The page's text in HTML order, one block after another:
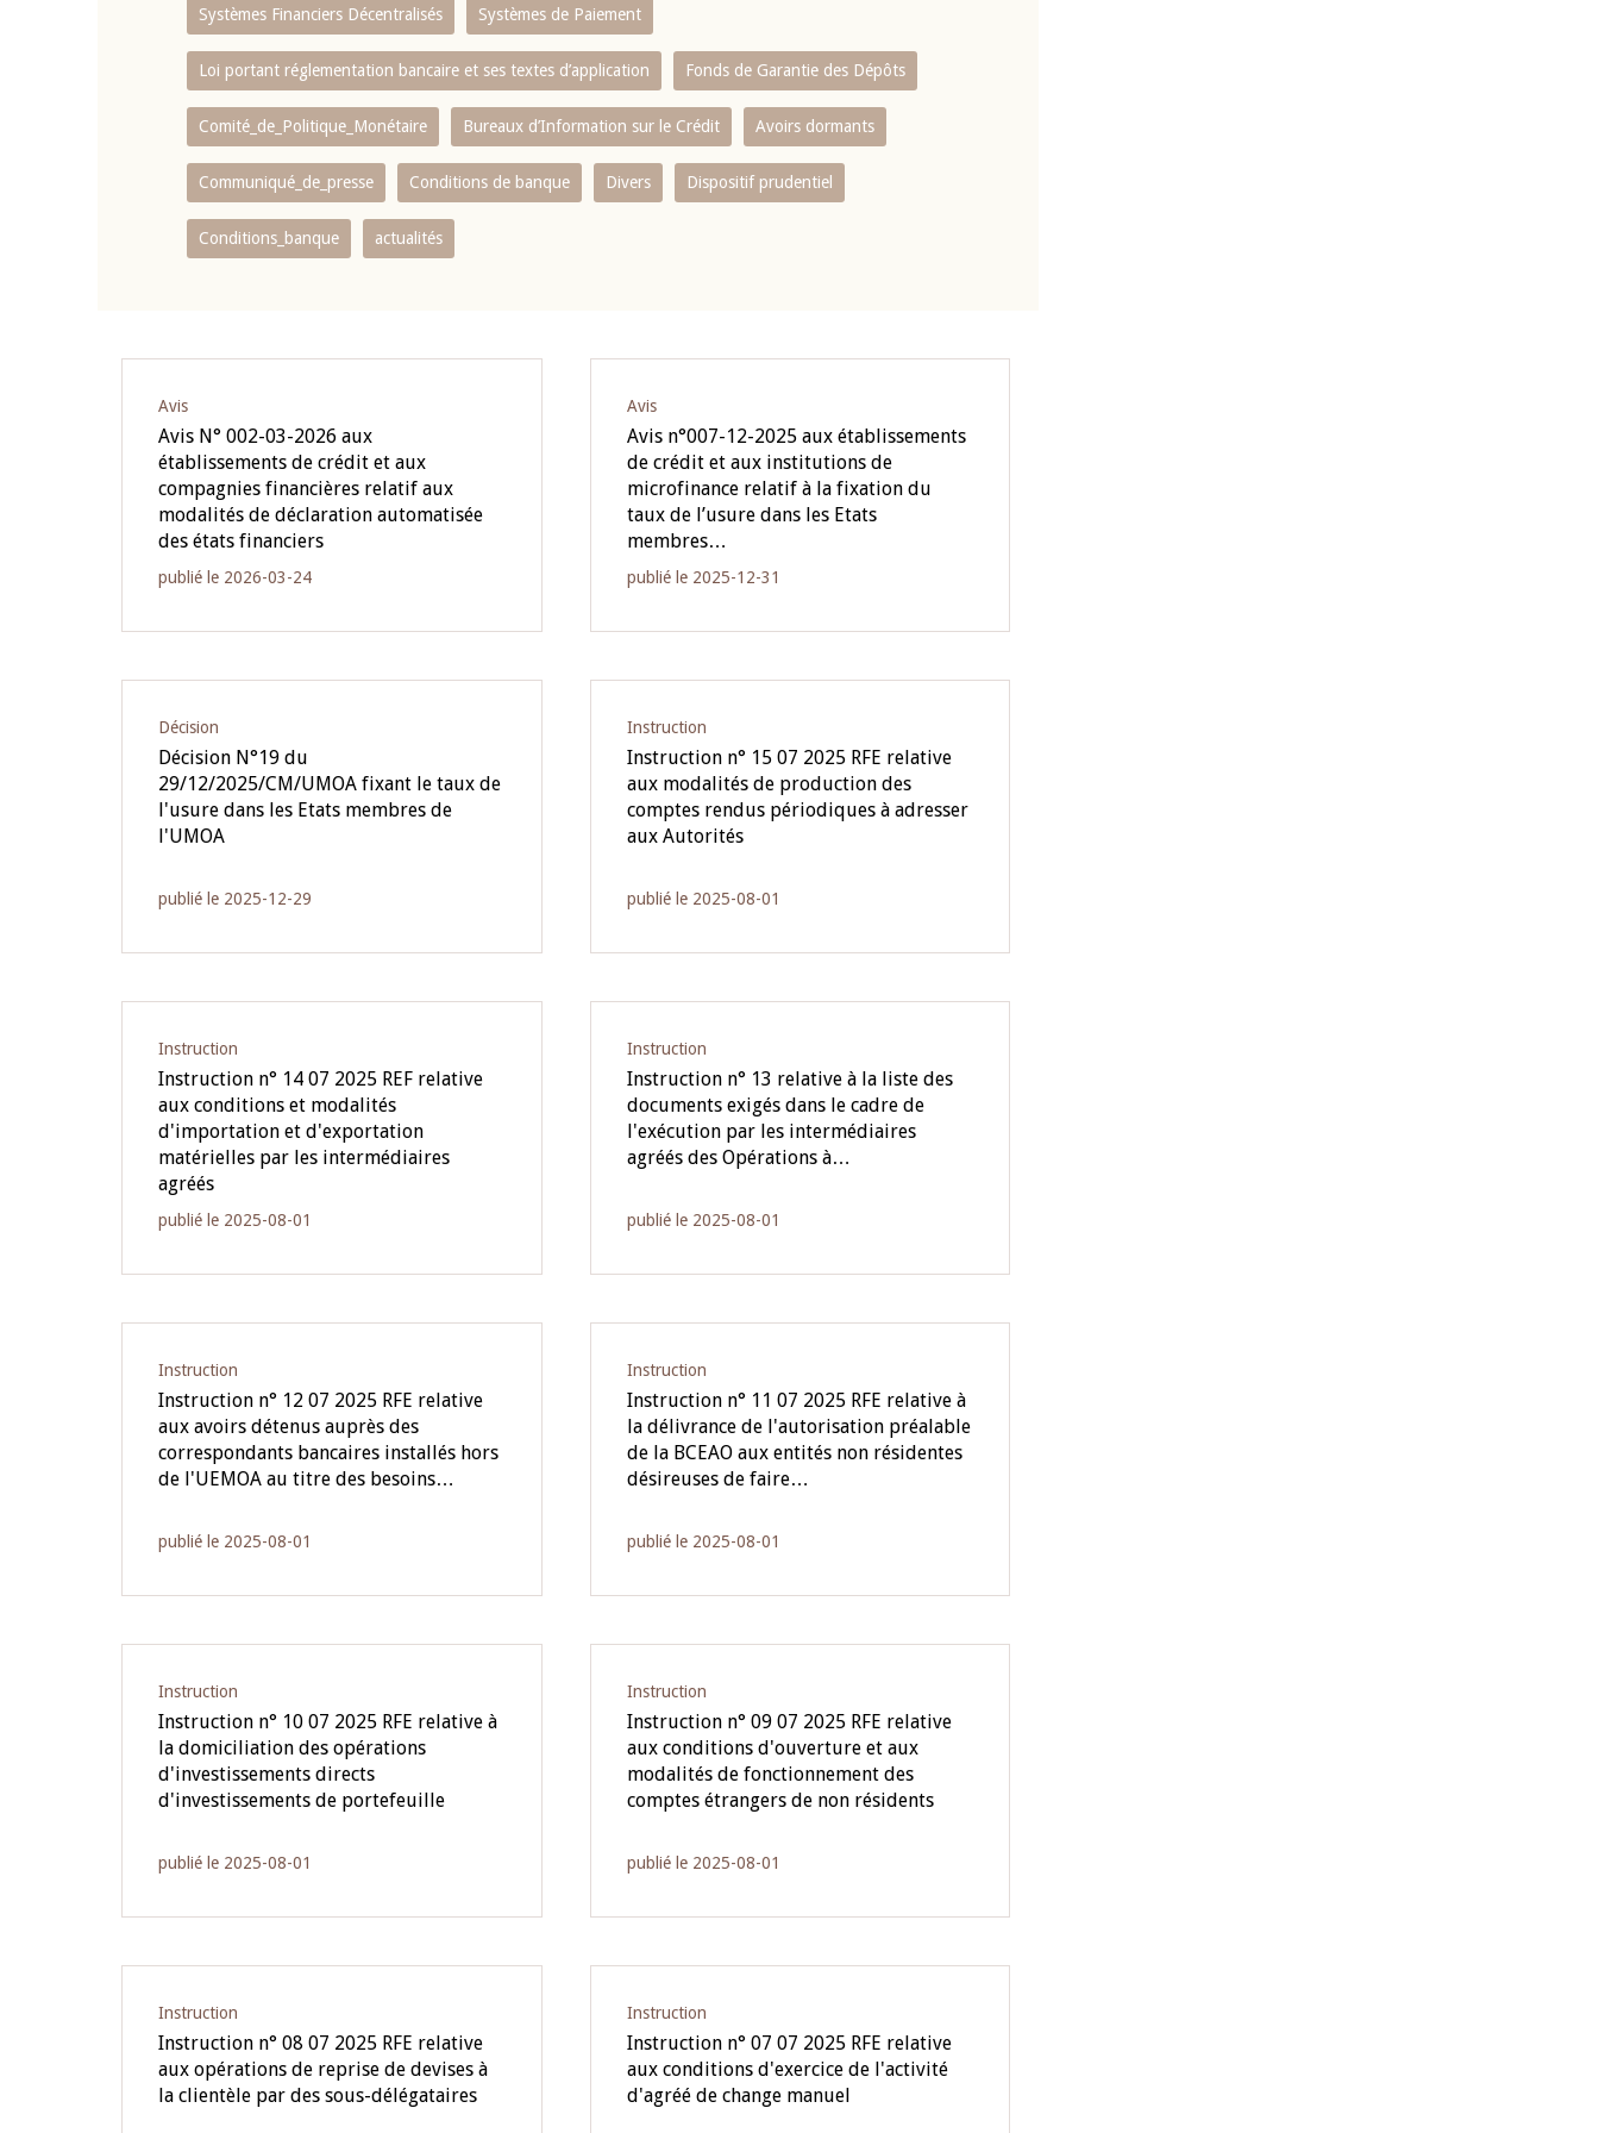
Systèmes Financiers Décentralisés Systèmes de Paiement
Loi portant réglementation bancaire et ses textes d’application Fonds de Garantie des Dépôts
Comité_de_Politique_Monétaire Bureaux d’Information sur le Crédit Avoirs dormants
Communiqué_de_presse Conditions de banque Divers Dispositif prudentiel
Conditions_banque actualités
Avis
Avis N° 002-03-2026 aux
établissements de crédit et aux
compagnies financières relatif aux
modalités de déclaration automatisée
des états financiers
publié le 2026-03-24
Avis
Avis n°007-12-2025 aux établissements
de crédit et aux institutions de
microfinance relatif à la fixation du
taux de l’usure dans les Etats
membres…
publié le 2025-12-31
Décision
Décision N°19 du
29/12/2025/CM/UMOA fixant le taux de
l'usure dans les Etats membres de
l'UMOA
publié le 2025-12-29
Instruction
Instruction n° 15 07 2025 RFE relative
aux modalités de production des
comptes rendus périodiques à adresser
aux Autorités
publié le 2025-08-01
Instruction
Instruction n° 14 07 2025 REF relative
aux conditions et modalités
d'importation et d'exportation
matérielles par les intermédiaires
agréés
publié le 2025-08-01
Instruction
Instruction n° 13 relative à la liste des
documents exigés dans le cadre de
l'exécution par les intermédiaires
agréés des Opérations à…
publié le 2025-08-01
Instruction
Instruction n° 12 07 2025 RFE relative
aux avoirs détenus auprès des
correspondants bancaires installés hors
de l'UEMOA au titre des besoins…
publié le 2025-08-01
Instruction
Instruction n° 11 07 2025 RFE relative à
la délivrance de l'autorisation préalable
de la BCEAO aux entités non résidentes
désireuses de faire…
publié le 2025-08-01
Instruction
Instruction n° 10 07 2025 RFE relative à
la domiciliation des opérations
d'investissements directs
d'investissements de portefeuille
publié le 2025-08-01
Instruction
Instruction n° 09 07 2025 RFE relative
aux conditions d'ouverture et aux
modalités de fonctionnement des
comptes étrangers de non résidents
publié le 2025-08-01
Instruction
Instruction n° 08 07 2025 RFE relative
aux opérations de reprise de devises à
la clientèle par des sous-délégataires
Instruction
Instruction n° 07 07 2025 RFE relative
aux conditions d'exercice de l'activité
d'agréé de change manuel